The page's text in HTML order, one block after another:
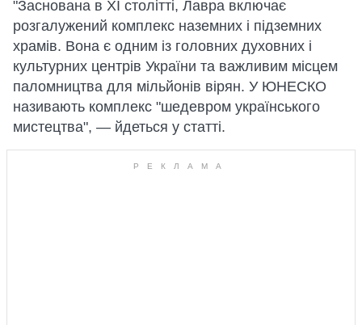
"Заснована в XI столітті, Лавра включає
розгалужений комплекс наземних і підземних
храмів. Вона є одним із головних духовних і
культурних центрів України та важливим місцем
паломництва для мільйонів вірян. У ЮНЕСКО
називають комплекс "шедевром українського
мистецтва", — йдеться у статті.